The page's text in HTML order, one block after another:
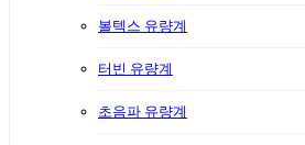
볼텍스 유량계
터빈 유량계
초음파 유량계